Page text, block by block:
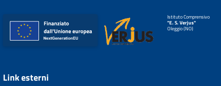
Istituto Comprensivo
"E. S. Verjus"
Oleggio (NO)
Link esterni